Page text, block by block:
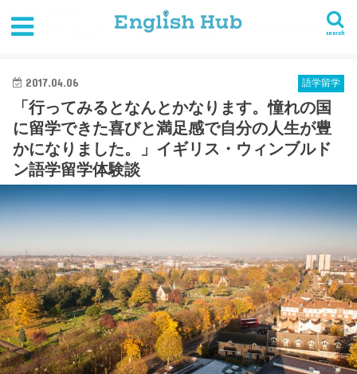
search
「行ってみるとなんとかなります。憧れの国に留学できた喜びと満足感で自分の人生が豊かに
なりました。」イギリス・ウィンブルドン語学留学体験談
語学留学
2017.04.06
「行ってみるとなんとかなります。憧れの国
に留学できた喜びと満足感で自分の人生が豊
かになりました。」イギリス・ウィンブルド
ン語学留学体験談